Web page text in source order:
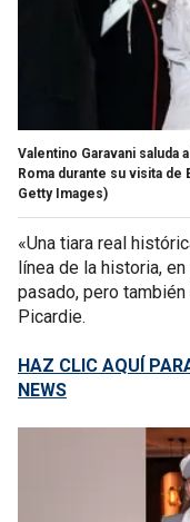
Valentino Garavani saluda
Roma durante su visita de
Getty Images)
«Una tiara real
línea de la historia,
pasado, pero
Picardie.
HAZ CLIC AQUÍ
NEWS